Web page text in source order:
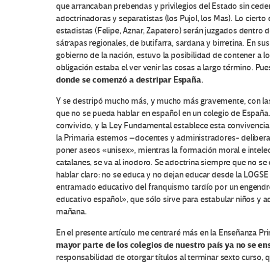
que arrancaban prebendas y privilegios del Estado sin
adoctrinadoras y separatistas (los Pujol, los Mas). Lo
estadistas (Felipe, Aznar, Zapatero) serán juzgados dentro
sátrapas regionales, de butifarra, sardana y birretina. En
gobierno de la nación, estuvo la posibilidad de contener a
obligación estaba el ver venir las cosas a largo término.
donde se comenzó a destripar España.
Y se destripó mucho más, y mucho más gravemente, con
que no se pueda hablar en español en un colegio de
convivido, y la Ley Fundamental establece esta
la Primaria estemos –docentes y administradores-
poner aseos «unisex», mientras la formación moral e
catalanes, se va al inodoro. Se adoctrina siempre que no se
hablar claro: no se educa y no dejan educar desde la
entramado educativo del franquismo tardío por un
educativo español», que sólo sirve para estabular niños y
mañana.
En el presente artículo me centraré más en la Enseñanza
mayor parte de los colegios de nuestro país ya no se
responsabilidad de otorgar títulos al terminar sexto curso,